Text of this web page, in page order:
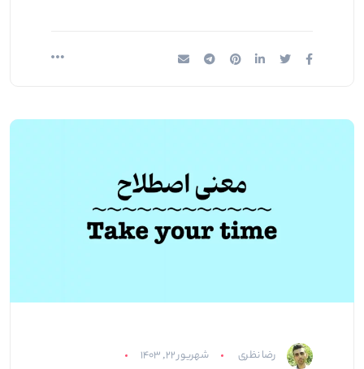
رضا نظری
شهریور ۲۲, ۱۴۰۳